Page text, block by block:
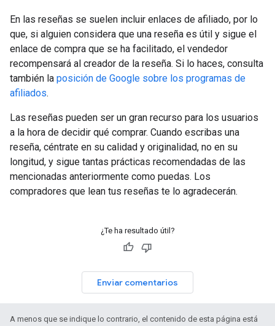
En las reseñas se suelen incluir enlaces de afiliado, por lo
que, si alguien considera que una reseña es útil y sigue el
enlace de compra que se ha facilitado, el vendedor
recompensará al creador de la reseña. Si lo haces, consulta
también la posición de Google sobre los programas de
afiliados.
Las reseñas pueden ser un gran recurso para los usuarios
a la hora de decidir qué comprar. Cuando escribas una
reseña, céntrate en su calidad y originalidad, no en su
longitud, y sigue tantas prácticas recomendadas de las
mencionadas anteriormente como puedas. Los
compradores que lean tus reseñas te lo agradecerán.
¿Te ha resultado útil?
Enviar comentarios
A menos que se indique lo contrario, el contenido de esta página está